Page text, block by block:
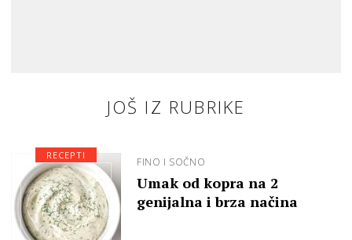
JOŠ IZ RUBRIKE
FINO I SOČNO
Umak od kopra na 2
genijalna i brza načina
RECEPTI